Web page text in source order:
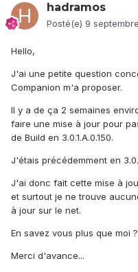
hadramos
Posté(e) 9
Hello,
J'ai une petite question
Companion m'a proposer.
Il y a de ça 2 semaines
faire une mise à jour pour
de Build en 3.0.1.A.0.150.
J'étais précédemment en
J'ai donc fait cette mise à
et surtout je ne trouve
à jour sur le net.
En savez vous plus que moi ?
Merci d'avance...